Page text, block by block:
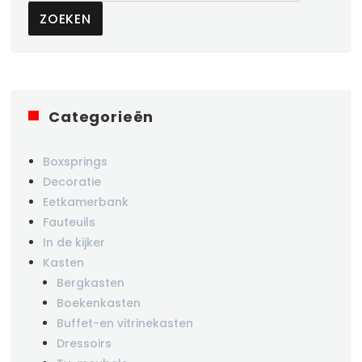
ZOEKEN
Categorieën
Boxsprings
Decoratie
Eetkamerbank
Fauteuils
In de kijker
Kasten
Bergkasten
Boekenkasten
Buffet-en vitrinekasten
Dressoirs